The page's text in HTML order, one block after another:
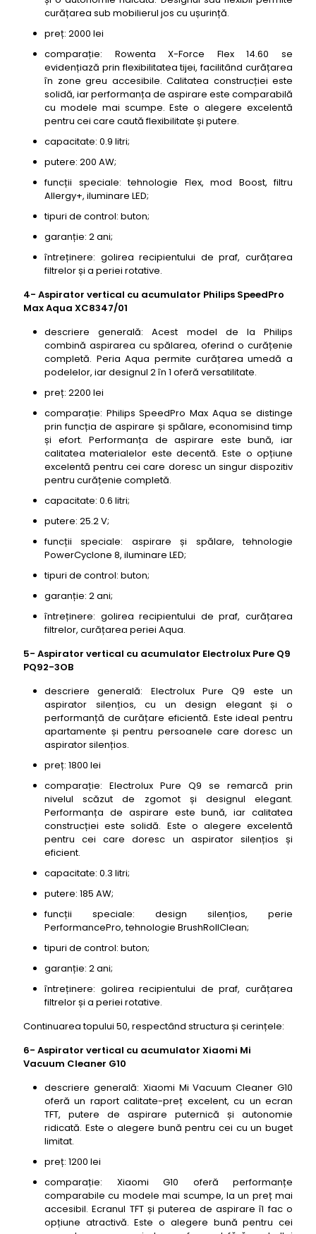
curățarea sub mobilierul jos cu ușurință.
preț: 2000 lei
comparație: Rowenta X-Force Flex 14.60 se
evidențiază prin flexibilitatea tijei, facilitând curățarea
în zone greu accesibile. Calitatea construcției este
solidă, iar performanța de aspirare este comparabilă
cu modele mai scumpe. Este o alegere excelentă
pentru cei care caută flexibilitate și putere.
capacitate: 0.9 litri;
putere: 200 AW;
funcții speciale: tehnologie Flex, mod Boost, filtru
Allergy+, iluminare LED;
tipuri de control: buton;
garanție: 2 ani;
întreținere: golirea recipientului de praf, curățarea
filtrelor și a periei rotative.
4- Aspirator vertical cu acumulator Philips SpeedPro
Max Aqua XC8347/01
descriere generală: Acest model de la Philips
combină aspirarea cu spălarea, oferind o curățenie
completă. Peria Aqua permite curățarea umedă a
podelelor, iar designul 2 în 1 oferă versatilitate.
preț: 2200 lei
comparație: Philips SpeedPro Max Aqua se distinge
prin funcția de aspirare și spălare, economisind timp
și efort. Performanța de aspirare este bună, iar
calitatea materialelor este decentă. Este o opțiune
excelentă pentru cei care doresc un singur dispozitiv
pentru curățenie completă.
capacitate: 0.6 litri;
putere: 25.2 V;
funcții speciale: aspirare și spălare, tehnologie
PowerCyclone 8, iluminare LED;
tipuri de control: buton;
garanție: 2 ani;
întreținere: golirea recipientului de praf, curățarea
filtrelor, curățarea periei Aqua.
5- Aspirator vertical cu acumulator Electrolux Pure Q9
PQ92-3OB
descriere generală: Electrolux Pure Q9 este un
aspirator silențios, cu un design elegant și o
performanță de curățare eficientă. Este ideal pentru
apartamente și pentru persoanele care doresc un
aspirator silențios.
preț: 1800 lei
comparație: Electrolux Pure Q9 se remarcă prin
nivelul scăzut de zgomot și designul elegant.
Performanța de aspirare este bună, iar calitatea
construcției este solidă. Este o alegere excelentă
pentru cei care doresc un aspirator silențios și
eficient.
capacitate: 0.3 litri;
putere: 185 AW;
funcții speciale: design silențios, perie
PerformancePro, tehnologie BrushRollClean;
tipuri de control: buton;
garanție: 2 ani;
întreținere: golirea recipientului de praf, curățarea
filtrelor și a periei rotative.
Continuarea topului 50, respectând structura și cerințele:
6- Aspirator vertical cu acumulator Xiaomi Mi
Vacuum Cleaner G10
descriere generală: Xiaomi Mi Vacuum Cleaner G10
oferă un raport calitate-preț excelent, cu un ecran
TFT, putere de aspirare puternică și autonomie
ridicată. Este o alegere bună pentru cei cu un buget
limitat.
preț: 1200 lei
comparație: Xiaomi G10 oferă performanțe
comparabile cu modele mai scumpe, la un preț mai
accesibil. Ecranul TFT și puterea de aspirare îl fac o
opțiune atractivă. Este o alegere bună pentru cei